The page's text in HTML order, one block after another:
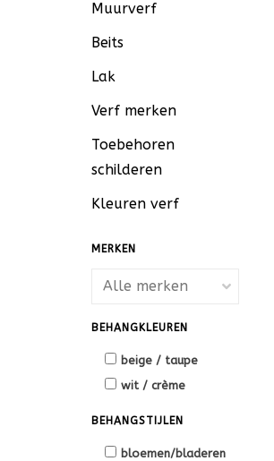
Muurverf
Beits
Lak
Verf merken
Toebehoren
schilderen
Kleuren verf
MERKEN
BEHANGKLEUREN
beige / taupe
wit / crème
BEHANGSTIJLEN
bloemen/bladeren